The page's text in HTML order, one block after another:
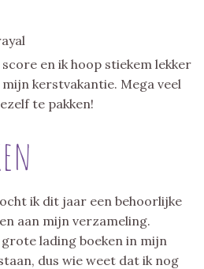
en ik hoop stiekem lekker
kerstvakantie. Mega veel
te pakken!
ik dit jaar een behoorlijke
aan mijn verzameling.
grote lading boeken in mijn
dus wie weet dat ik nog